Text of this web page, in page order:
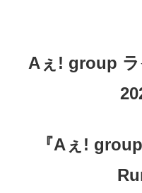
Aぇ! group
『Aぇ!